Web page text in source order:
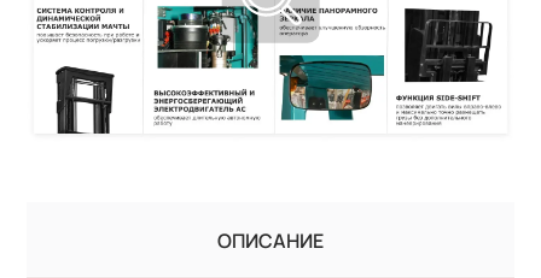
ОПИСАНИЕ